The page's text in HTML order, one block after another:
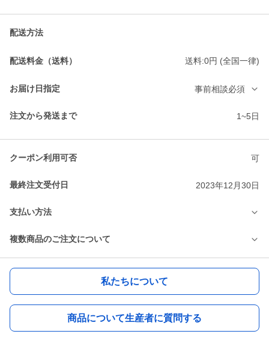
配送方法
配送料金（送料） 送料:0円 (全国一律)
お届け日指定 事前相談必須
注文から発送まで 1~5日
クーポン利用可否 可
最終注文受付日 2023年12月30日
支払い方法
複数商品のご注文について
私たちについて
商品について生産者に質問する